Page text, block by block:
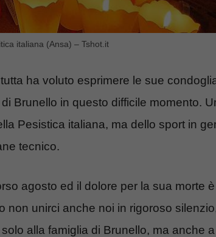
italiana (Ansa) – Tshot.it
ha voluto esprimere le sue
Brunello in questo difficile momento.
Pesistica italiana, ma dello sport in
tecnico.
agosto ed il dolore per la sua morte
non unirci anche noi in rigoroso
alla famiglia di Brunello, ma anche